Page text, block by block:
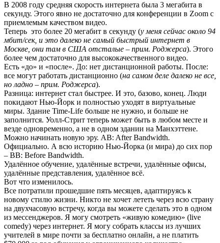
В 2008 году средняя скорость интернета была 3 мегабита в
секунду. Этого явно не достаточно для конференции в Zoom с
приемлемым качеством видео.
Теперь это более 20 мегабит в секунду (у меня сейчас около 94
мбит/сек, и это далеко не самый быстрый интернет в
Москве, они там в США отсталые – прим. Роджерса). Этого
более чем достаточно для высококачественного видео.
Есть «до» и «после». До: нет дистанционной работы. После:
все могут работать дистанционно (на самом деле далеко не все,
но ладно – прим. Роджерса).
Разница: интернет стал быстрее. И это, базово, конец. Люди
покидают Нью-Йорк и полностью уходят в виртуальные
миры. Здание Time-Life больше не нужно, и больше не
заполнится. Уолл-Стрит теперь может быть в любом месте и
везде одновременно, а не в одном здании на Манхэттене.
Можно начинать новую эру. AB: After Bandwidth.
Официально. А всю историю Нью-Йорка (и мира) до сих пор
– BB: Before Bandwidth.
Удалённое обучение, удалённые встречи, удалённые офисы,
удалённые представления, удалённое всё.
Вот что изменилось.
Все потратили прошедшие пять месяцев, адаптируясь к
новому стилю жизни. Никто не хочет лететь через всю страну
на двухчасовую встречу, когда вы можете сделать это в одном
из мессенджеров. Я могу смотреть «живую комедию» (live
comedy) через интернет. Я могу собрать классы из лучших
учителей в мире почти за бесплатно онлайн, а не платить